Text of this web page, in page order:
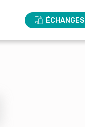
ÉCHANGES